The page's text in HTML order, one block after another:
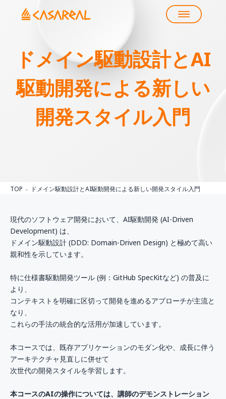
ドメイン駆動設計とAI
駆動開発による新しい
開発スタイル入門
TOP ドメイン駆動設計とAI駆動開発による新しい開発スタイル入門
現代のソフトウェア開発において、AI駆動開発 (AI-Driven
Development) は、
ドメイン駆動設計 (DDD: Domain-Driven Design) と極めて高い
親和性を示しています。
特に仕様書駆動開発ツール (例：GitHub SpecKitなど) の普及に
より、
コンテキストを明確に区切って開発を進めるアプローチが主流と
なり、
これらの手法の統合的な活用が加速しています。
本コースでは、既存アプリケーションのモダン化や、成長に伴う
アーキテクチャ見直しに併せて
次世代の開発スタイルを学習します。
本コースのAIの操作については、講師のデモンストレーション